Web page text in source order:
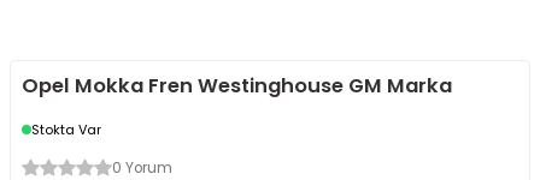
Opel Mokka Fren Westinghouse GM Marka
Stokta Var
0 Yorum